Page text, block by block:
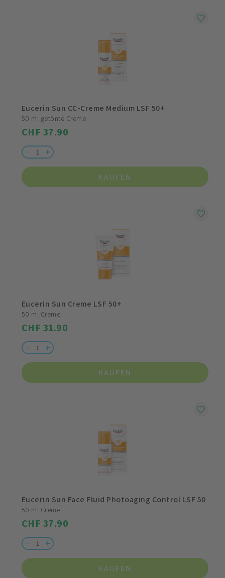
Eucerin Sun CC-Creme Medium LSF 50+
50 ml getönte Creme
CHF 37.90
KAUFEN
Eucerin Sun Creme LSF 50+
50 ml Creme
CHF 31.90
KAUFEN
Eucerin Sun Face Fluid Photoaging Control LSF 50
50 ml Creme
CHF 37.90
KAUFEN